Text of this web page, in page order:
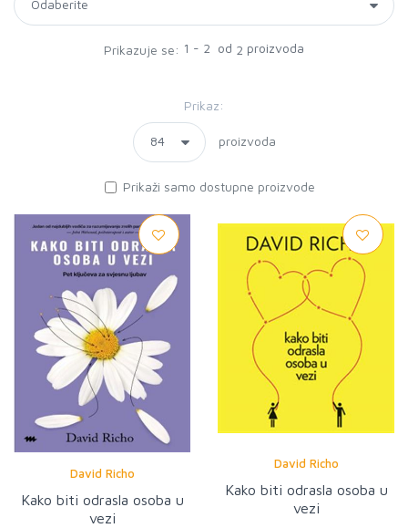
Prikazuje se: 1 - 2 od 2 proizvoda
Prikaz:
proizvoda
Prikaži samo dostupne proizvode
David Richo
Kako biti odrasla osoba u
vezi
David Richo
Kako biti odrasla osoba u
vezi